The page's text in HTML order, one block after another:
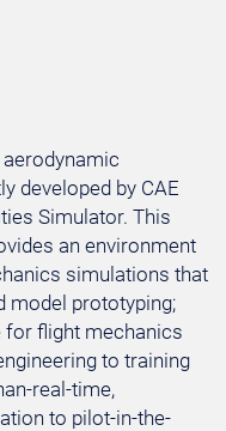
developed by CAE
Simulator. This
an environment
simulations that
model prototyping;
for flight mechanics
to training
real-time,
to pilot-in-the-